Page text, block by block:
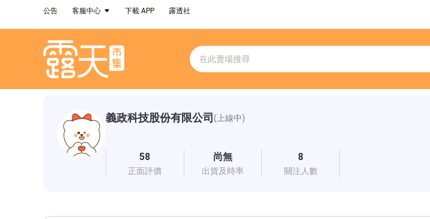
公告 客服中心 下載 APP 露透社
義政科技股份有限公司(上線中)
58
正面評價
尚無
出貨及時率
8
關注人數